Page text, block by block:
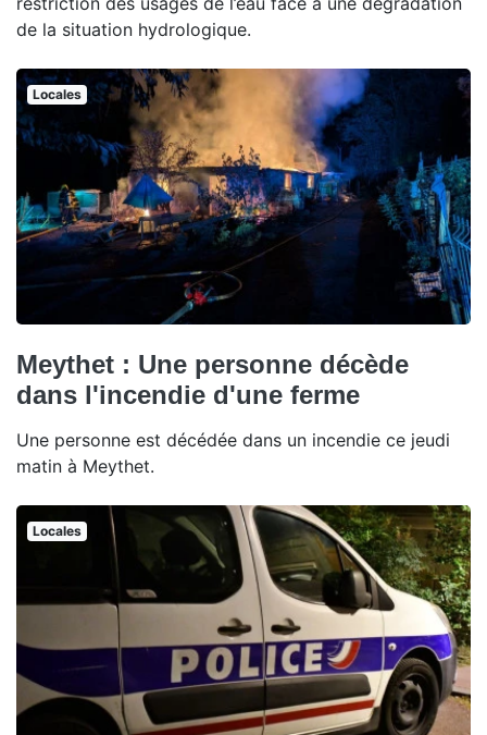
de la situation hydrologique.
Locales
Meythet : Une personne décède
dans l'incendie d'une ferme
Une personne est décédée dans un incendie ce jeudi
matin à Meythet.
Locales